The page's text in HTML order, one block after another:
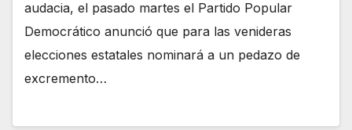
audacia, el pasado martes el Partido Popular
Democrático anunció que para las venideras
elecciones estatales nominará a un pedazo de
excremento…